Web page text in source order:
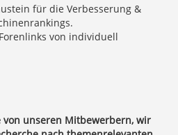
für die Verbesserung &
von individuell
von unseren Mitbewerbern, wir